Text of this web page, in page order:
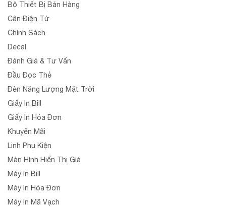
Bộ Thiết Bị Bán Hàng
Cân Điện Tử
Chính Sách
Decal
Đánh Giá & Tư Vấn
Đầu Đọc Thẻ
Đèn Năng Lượng Mặt Trời
Giấy In Bill
Giấy In Hóa Đơn
Khuyến Mãi
Linh Phụ Kiện
Màn Hình Hiển Thị Giá
Máy In Bill
Máy In Hóa Đơn
Máy In Mã Vạch